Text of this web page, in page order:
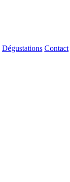
Dégustations Contact